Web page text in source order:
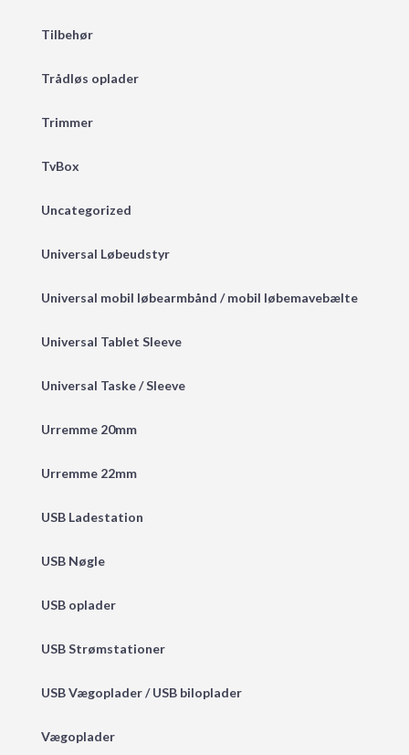
Tilbehør
Trådløs oplader
Trimmer
TvBox
Uncategorized
Universal Løbeudstyr
Universal mobil løbearmbånd / mobil løbemavebælte
Universal Tablet Sleeve
Universal Taske / Sleeve
Urremme 20mm
Urremme 22mm
USB Ladestation
USB Nøgle
USB oplader
USB Strømstationer
USB Vægoplader / USB biloplader
Vægoplader